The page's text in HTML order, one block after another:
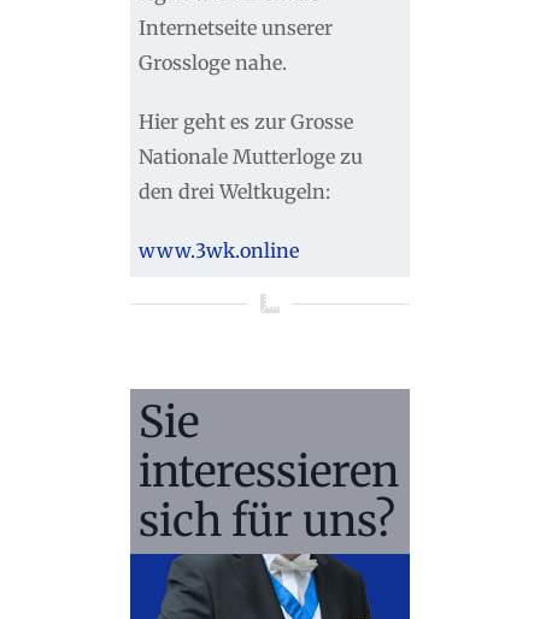
Internetseite unserer
Grossloge nahe.
Hier geht es zur Grosse
Nationale Mutterloge zu
den drei Weltkugeln:
www.3wk.online
Sie
interessieren
sich für uns?